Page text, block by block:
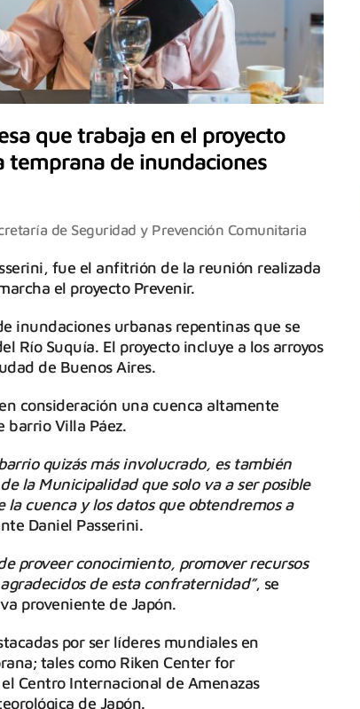
que trabaja en el proyecto
de inundaciones
de Seguridad y Prevención Comunitaria
fue el anfitrión de la reunión realizada
el proyecto Prevenir.
inundaciones urbanas repentinas que se
Río Suquía. El proyecto incluye a los arroyos
de Buenos Aires.
consideración una cuenca altamente
barrio Villa Páez.
quizás más involucrado, es también
la Municipalidad que solo va a ser posible
la cuenca y los datos que obtendremos a
Daniel Passerini.
proveer conocimiento, promover recursos
de esta confraternidad”, se
proveniente de Japón.
por ser líderes mundiales en
tales como Riken Center for
Centro Internacional de Amenazas
de Japón.